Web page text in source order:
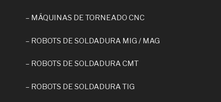
– MÁQUINAS DE TORNEADO CNC
– ROBOTS DE SOLDADURA MIG / MAG
– ROBOTS DE SOLDADURA CMT
– ROBOTS DE SOLDADURA TIG